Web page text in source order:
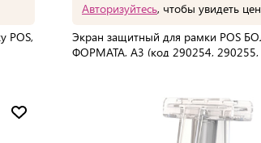
POS,
Авторизуйтесь, чтобы увидеть
Экран защитный для рамки POS
ФОРМАТА, А3 (код 290254, 290255,
Доставка от 2 до 3 дней